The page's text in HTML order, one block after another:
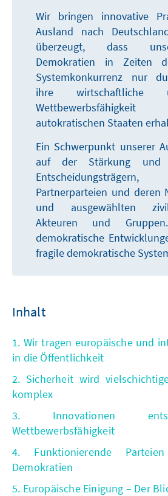
Wir bringen innovative
Ausland nach
überzeugt, dass
Demokratien in Zeiten
Systemkonkurrenz nur
ihre wirtschaftliche
autokratischen Staaten
Ein Schwerpunkt unserer
auf der Stärkung und
Partnerparteien und deren
und ausgewählten
Akteuren und
demokratische
fragile demokratische
Inhalt
1. Wir tragen europäische und
in die Öffentlichkeit
2. Sicherheit wird
komplex
3. Innovationen
Wettbewerbsfähigkeit
4. Funktionierende
Demokratien
5. Europäische Einigung – Der